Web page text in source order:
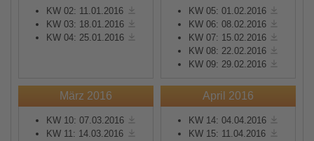
KW 02: 11.01.2016
KW 03: 18.01.2016
KW 04: 25.01.2016
KW 05: 01.02.2016
KW 06: 08.02.2016
KW 07: 15.02.2016
KW 08: 22.02.2016
KW 09: 29.02.2016
März 2016
KW 10: 07.03.2016
KW 11: 14.03.2016
April 2016
KW 14: 04.04.2016
KW 15: 11.04.2016